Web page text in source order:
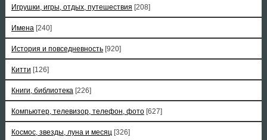
Игрушки, игры, отдых, путешествия [208]
Имена [240]
История и повседневность [920]
Китти [126]
Книги, библиотека [226]
Компьютер, телевизор, телефон, фото [627]
Космос, звезды, луна и месяц [326]